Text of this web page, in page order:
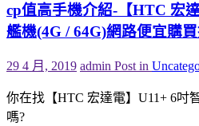
cp值高手機介紹-【HTC 宏
艦機(4G / 64G)網路便宜購
29 4 月, 2019 admin Post in
你在找【HTC 宏達電】U11+ 6吋
嗎?